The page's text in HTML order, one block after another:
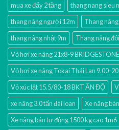
mua xe đẩy 2 tầng
thang nang sieu
thang nâng người 12m
Thang
thang nâng nhật 9m
Thang nâng
Vỏ hơi xe nâng 21x8-9 BRIDGESTONE
Vỏ hơi xe nâng Tokai Thái Lan 9.00-20
Vỏ xúc lật 15.5/80-18 BKT ẤN ĐỘ
xe nâng 3.0 tấn đài loan
Xe nâng
Xe nâng bán tự động 1500 kg cao 1m6